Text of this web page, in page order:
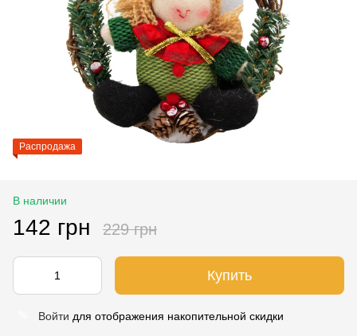
Распродажа
В наличии
142 грн 229 грн
Купить
Войти для отображения накопительной скидки